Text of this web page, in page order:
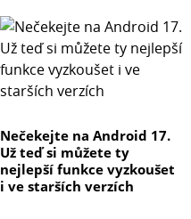
Nečekejte na Android 17.
Už teď si můžete ty
nejlepší funkce vyzkoušet
i ve starších verzích